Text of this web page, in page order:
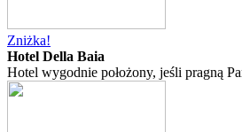
Zniżka!
Hotel Della Baia
Hotel wygodnie położony, jeśli pragną